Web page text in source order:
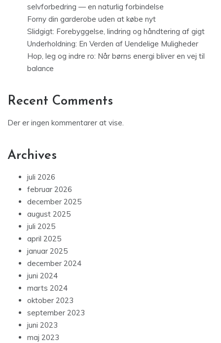
selvforbedring — en naturlig forbindelse
Forny din garderobe uden at købe nyt
Slidgigt: Forebyggelse, lindring og håndtering af gigt
Underholdning: En Verden af Uendelige Muligheder
Hop, leg og indre ro: Når børns energi bliver en vej til
balance
Recent Comments
Der er ingen kommentarer at vise.
Archives
juli 2026
februar 2026
december 2025
august 2025
juli 2025
april 2025
januar 2025
december 2024
juni 2024
marts 2024
oktober 2023
september 2023
juni 2023
maj 2023